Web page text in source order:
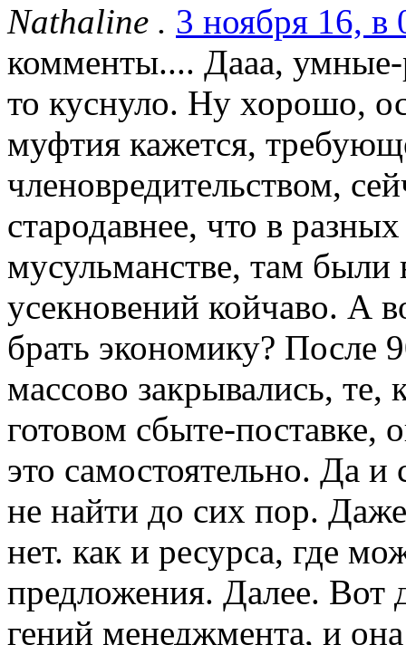
Nathaline . 3 ноября 16, в
комменты.... Дааа, умные-
то куснуло. Ну хорошо,
муфтия кажется,
членовредительством,
стародавнее, что в
мусульманстве, там были
усекновений койчаво. А
брать экономику? После
массово закрывались, те,
готовом сбыте-поставке,
это самостоятельно. Да и
не найти до сих пор.
нет. как и ресурса, где
предложения. Далее. Вот
гений менеджмента, и